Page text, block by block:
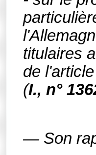
titulaires
de
(I., n°
— Son